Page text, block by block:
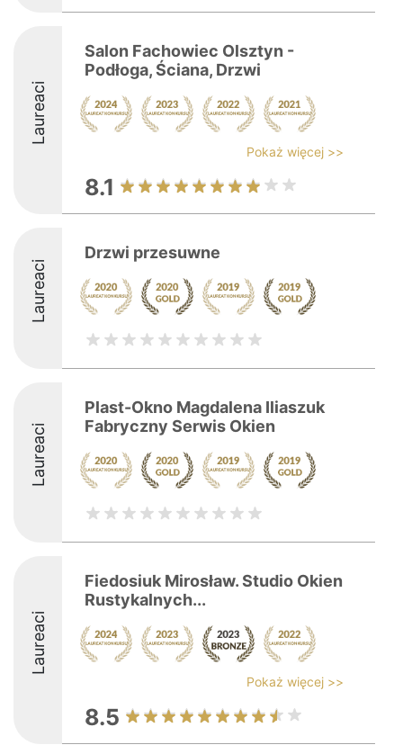
Laureaci
Salon Fachowiec Olsztyn -
Podłoga, Ściana, Drzwi
Pokaż więcej >>
8.1
Laureaci
Drzwi przesuwne
Laureaci
Plast-Okno Magdalena Iliaszuk
Fabryczny Serwis Okien
Laureaci
Fiedosiuk Mirosław. Studio Okien
Rustykalnych...
Pokaż więcej >>
8.5